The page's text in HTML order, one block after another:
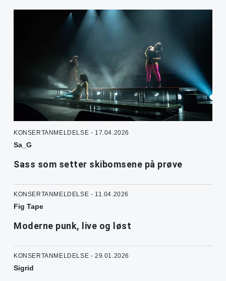
KONSERTANMELDELSE - 17.04.2026
Sa_G
Sass som setter skibomsene på prøve
KONSERTANMELDELSE - 11.04.2026
Fig Tape
Moderne punk, live og løst
KONSERTANMELDELSE - 29.01.2026
Sigrid